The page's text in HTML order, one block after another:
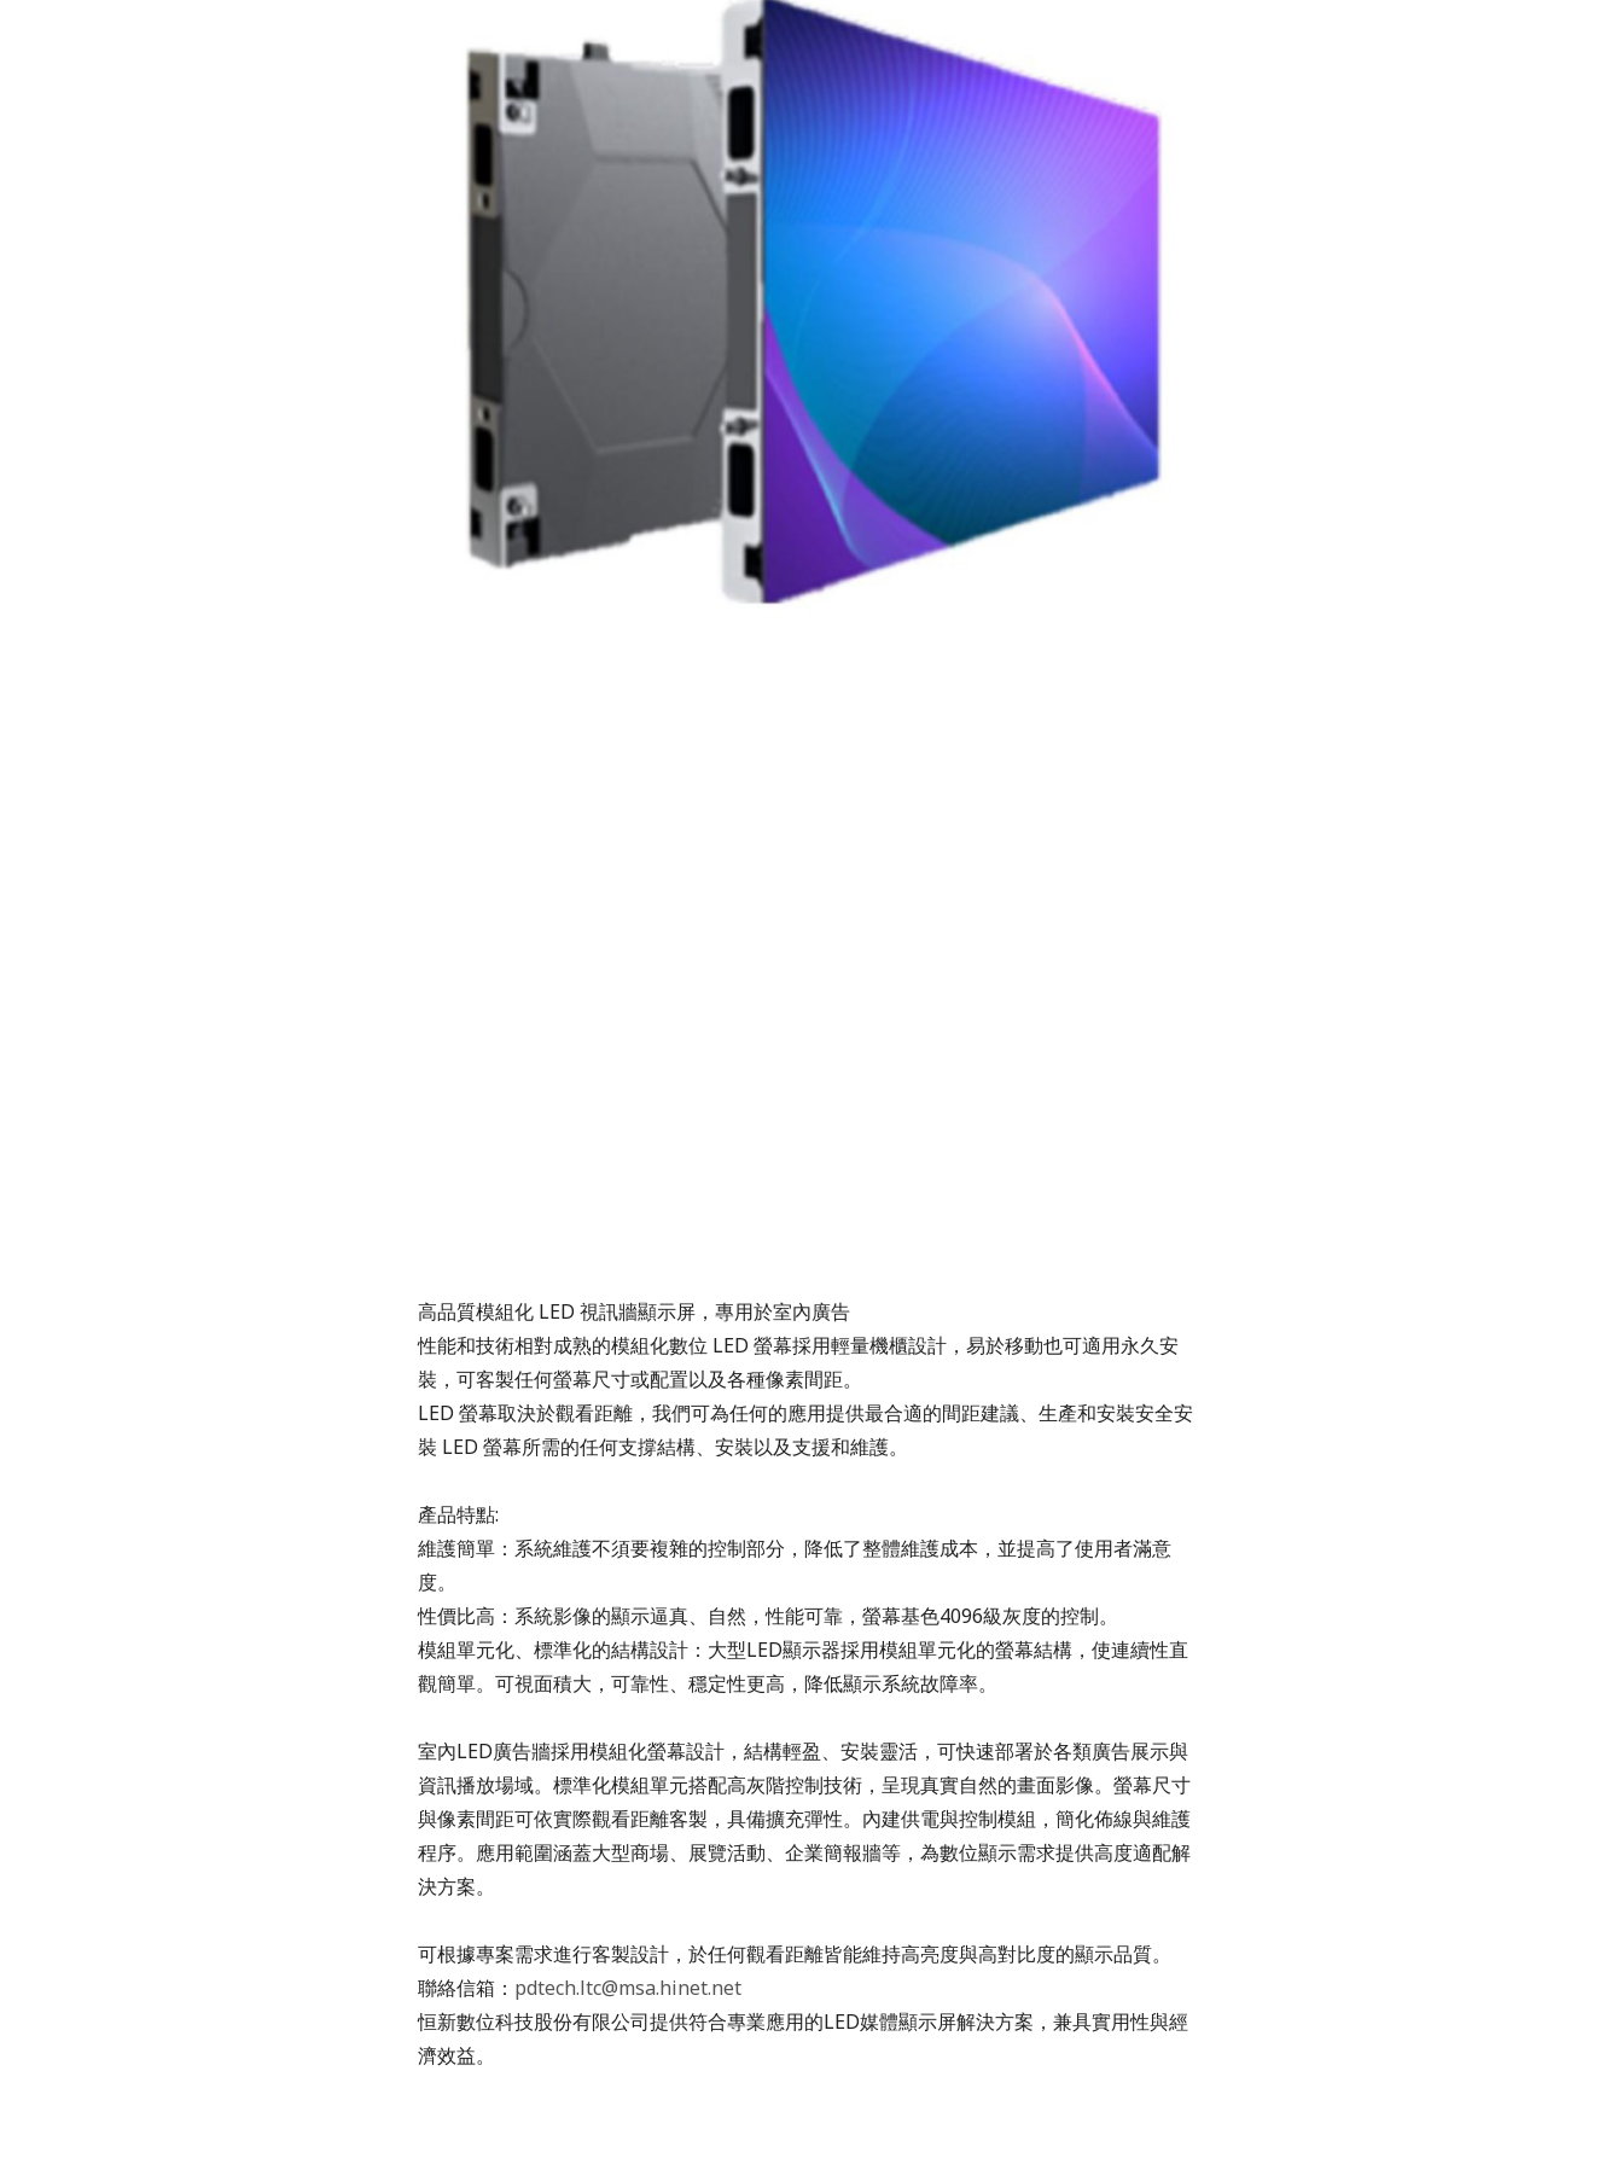
高品質模組化 LED 視訊牆顯示屏，專用於室內廣告
性能和技術相對成熟的模組化數位 LED 螢幕採用輕量機櫃設計，易於移動也可適用永久安
裝，可客製任何螢幕尺寸或配置以及各種像素間距。
LED 螢幕取決於觀看距離，我們可為任何的應用提供最合適的間距建議、生產和安裝安全安
裝 LED 螢幕所需的任何支撐結構、安裝以及支援和維護。
產品特點:
維護簡單：系統維護不須要複雜的控制部分，降低了整體維護成本，並提高了使用者滿意
度。
性價比高：系統影像的顯示逼真、自然，性能可靠，螢幕基色4096級灰度的控制。
模組單元化、標準化的結構設計：大型LED顯示器採用模組單元化的螢幕結構，使連續性直
觀簡單。可視面積大，可靠性、穩定性更高，降低顯示系統故障率。
室內LED廣告牆採用模組化螢幕設計，結構輕盈、安裝靈活，可快速部署於各類廣告展示與
資訊播放場域。標準化模組單元搭配高灰階控制技術，呈現真實自然的畫面影像。螢幕尺寸
與像素間距可依實際觀看距離客製，具備擴充彈性。內建供電與控制模組，簡化佈線與維護
程序。應用範圍涵蓋大型商場、展覽活動、企業簡報牆等，為數位顯示需求提供高度適配解
決方案。
可根據專案需求進行客製設計，於任何觀看距離皆能維持高亮度與高對比度的顯示品質。
聯絡信箱： pdtech.ltc@msa.hinet.net
恒新數位科技股份有限公司提供符合專業應用的LED媒體顯示屏解決方案，兼具實用性與經
濟效益。